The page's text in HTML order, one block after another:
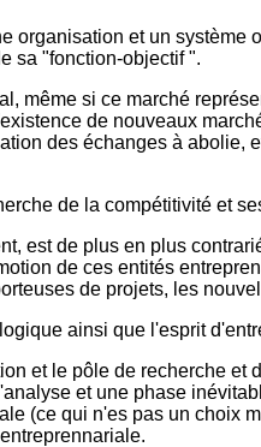
organisation et un
sa "fonction-objectif ".
même si ce marché
de nouveaux
des échanges à abolie,
de la compétitivité et
est de plus en plus
de ces entités
de projets, les
ainsi que l'esprit
et le pôle de recherche
et une phase
(ce qui n'es pas un choix